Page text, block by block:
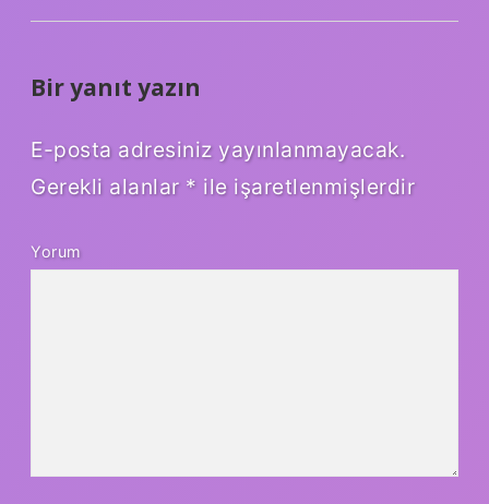
Bir yanıt yazın
E-posta adresiniz yayınlanmayacak.
Gerekli alanlar * ile işaretlenmişlerdir
Yorum